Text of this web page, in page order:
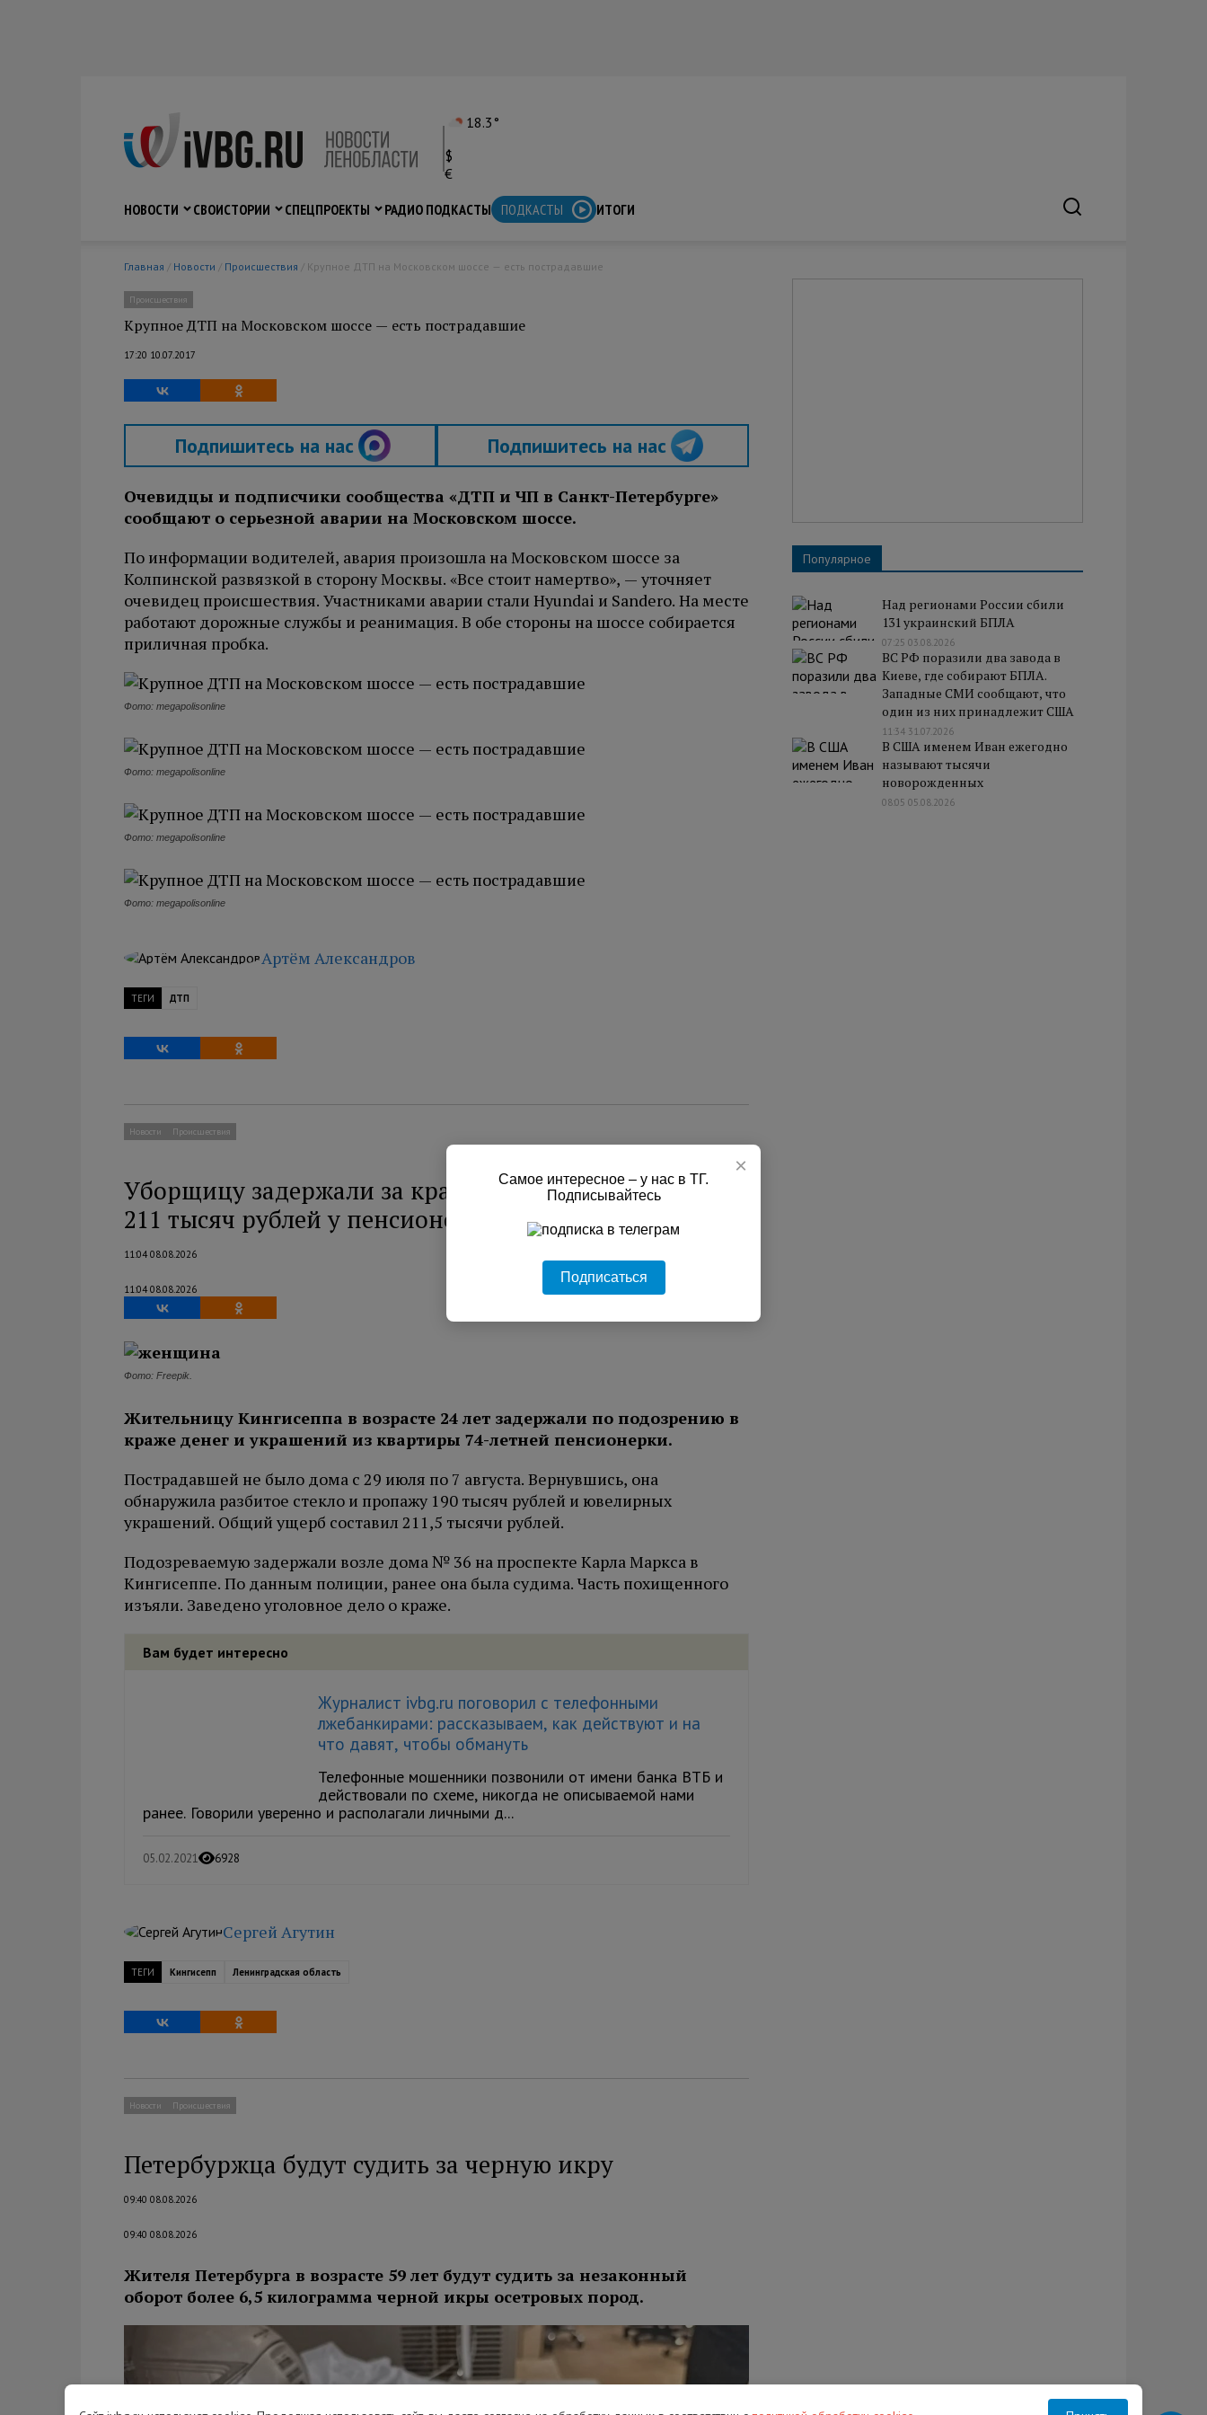
18.3°
$
€
НОВОСТИ
СВОИСТОРИИ СПЕЦПРОЕКТЫ РАДИО ПОДКАСТЫ ПОДКАСТЫ ИТОГИ
Главная / Новости / Происшествия / Крупное ДТП на Московском шоссе — есть пострадавшие
Происшествия
Крупное ДТП на Московском шоссе — есть пострадавшие
17:20 10.07.2017
Подпишитесь на нас Подпишитесь на нас
Очевидцы и подписчики сообщества «ДТП и ЧП в Санкт-Петербурге»
сообщают о серьезной аварии на Московском шоссе.
По информации водителей, авария произошла на Московском шоссе за
Колпинской развязкой в сторону Москвы. «Все стоит намертво», — уточняет
очевидец происшествия. Участниками аварии стали Hyundai и Sandero. На месте
работают дорожные службы и реанимация. В обе стороны на шоссе собирается
приличная пробка.
Фото: megapolisonline
Фото: megapolisonline
Фото: megapolisonline
Фото: megapolisonline
Артём Александров
ТЕГИ ДТП
Новости Происшествия
Уборщицу задержали за кражу денег и украшений на
211 тысяч рублей у пенсионерки в Кингисеппе
11:04 08.08.2026
11:04 08.08.2026
Фото: Freepik.
Жительницу Кингисеппа в возрасте 24 лет задержали по подозрению в
краже денег и украшений из квартиры 74-летней пенсионерки.
Пострадавшей не было дома с 29 июля по 7 августа. Вернувшись, она
обнаружила разбитое стекло и пропажу 190 тысяч рублей и ювелирных
украшений. Общий ущерб составил 211,5 тысячи рублей.
Подозреваемую задержали возле дома № 36 на проспекте Карла Маркса в
Кингисеппе. По данным полиции, ранее она была судима. Часть похищенного
изъяли. Заведено уголовное дело о краже.
Вам будет интересно
Журналист ivbg.ru поговорил с телефонными
лжебанкирами: рассказываем, как действуют и на
что давят, чтобы обмануть
Телефонные мошенники позвонили от имени банка ВТБ и
действовали по схеме, никогда не описываемой нами
ранее. Говорили уверенно и располагали личными д...
05.02.2021 6928
Сергей Агутин
ТЕГИ Кингисепп Ленинградская область
Новости Происшествия
Петербуржца будут судить за черную икру
09:40 08.08.2026
09:40 08.08.2026
Жителя Петербурга в возрасте 59 лет будут судить за незаконный
оборот более 6,5 килограмма черной икры осетровых пород.
Популярное
Над регионами России сбили
131 украинский БПЛА
07:25 03.08.2026
ВС РФ поразили два завода в
Киеве, где собирают БПЛА.
Западные СМИ сообщают, что
один из них принадлежит США
11:34 31.07.2026
В США именем Иван ежегодно
называют тысячи
новорожденных
08:05 05.08.2026
×
Самое интересное – у нас в ТГ.
Подписывайтесь
Подписаться